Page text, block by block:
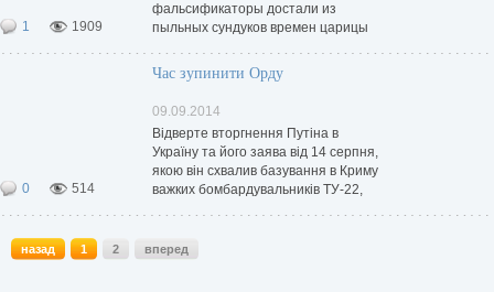
1 1909
фальсификаторы достали из
пыльных сундуков времен царицы
искусственным и ложным. Сама
российская императрица,
ознакомившись с методом
российского,
0 514
Час зупинити Орду
09.09.2014
Відверте вторгнення Путіна в
Україну та його заява від 14 серпня,
якою він схвалив базування в Криму
важких бомбардувальників ТУ-22,
передчуття зловісного розвитку
назад 1 2 вперед